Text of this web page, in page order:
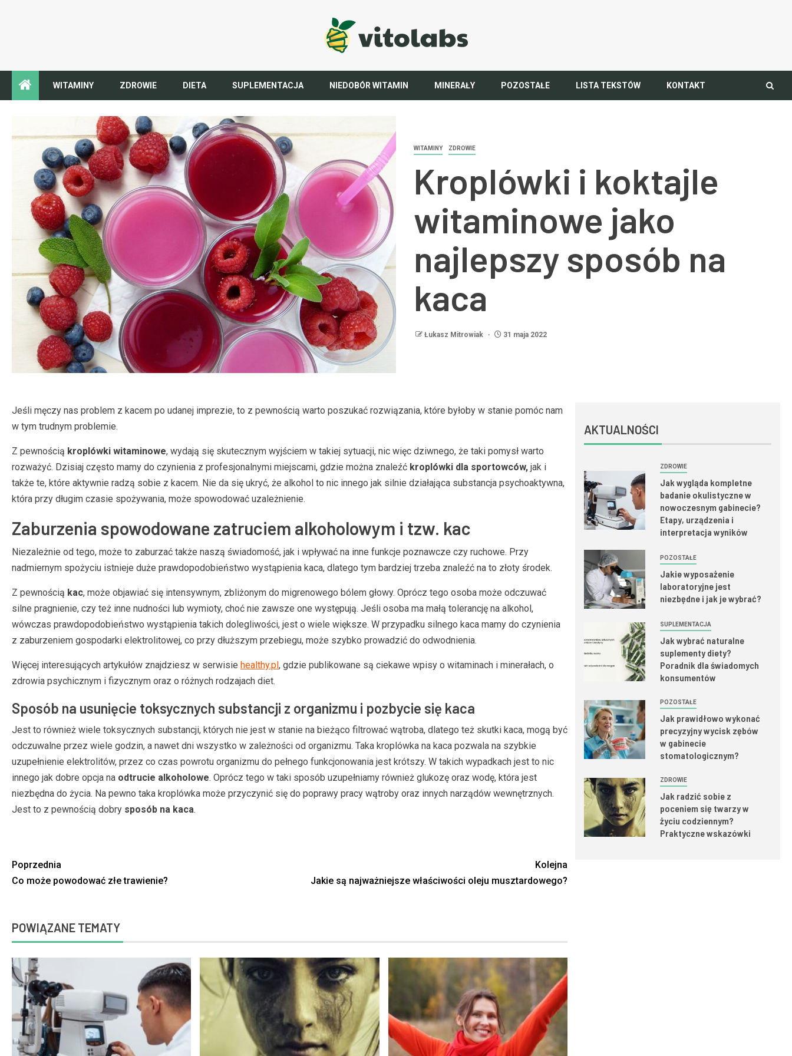
WITAMINY ZDROWIE DIETA SUPLEMENTACJA NIEDOBÓR WITAMIN MINERAŁY POZOSTAŁE LISTA TEKSTÓW KONTAKT
WITAMINY ZDROWIE
Kroplówki i koktajle
witaminowe jako
najlepszy sposób na
kaca
Łukasz Mitrowiak 31 maja 2022
Jeśli męczy nas problem z kacem po udanej imprezie, to z pewnością warto poszukać rozwiązania, które byłoby w stanie pomóc nam
w tym trudnym problemie.
Z pewnością kroplówki witaminowe, wydają się skutecznym wyjściem w takiej sytuacji, nic więc dziwnego, że taki pomysł warto
rozważyć. Dzisiaj często mamy do czynienia z profesjonalnymi miejscami, gdzie można znaleźć kroplówki dla sportowców, jak i
także te, które aktywnie radzą sobie z kacem. Nie da się ukryć, że alkohol to nic innego jak silnie działająca substancja psychoaktywna,
która przy długim czasie spożywania, może spowodować uzależnienie.
Zaburzenia spowodowane zatruciem alkoholowym i tzw. kac
Niezależnie od tego, może to zaburzać także naszą świadomość, jak i wpływać na inne funkcje poznawcze czy ruchowe. Przy
nadmiernym spożyciu istnieje duże prawdopodobieństwo wystąpienia kaca, dlatego tym bardziej trzeba znaleźć na to złoty środek.
Z pewnością kac, może objawiać się intensywnym, zbliżonym do migrenowego bólem głowy. Oprócz tego osoba może odczuwać
silne pragnienie, czy też inne nudności lub wymioty, choć nie zawsze one występują. Jeśli osoba ma małą tolerancję na alkohol,
wówczas prawdopodobieństwo wystąpienia takich dolegliwości, jest o wiele większe. W przypadku silnego kaca mamy do czynienia
z zaburzeniem gospodarki elektrolitowej, co przy dłuższym przebiegu, może szybko prowadzić do odwodnienia.
Więcej interesujących artykułów znajdziesz w serwisie healthy.pl, gdzie publikowane są ciekawe wpisy o witaminach i minerałach, o
zdrowia psychicznym i fizycznym oraz o różnych rodzajach diet.
Sposób na usunięcie toksycznych substancji z organizmu i pozbycie się kaca
Jest to również wiele toksycznych substancji, których nie jest w stanie na bieżąco filtrować wątroba, dlatego też skutki kaca, mogą być
odczuwalne przez wiele godzin, a nawet dni wszystko w zależności od organizmu. Taka kroplówka na kaca pozwala na szybkie
uzupełnienie elektrolitów, przez co czas powrotu organizmu do pełnego funkcjonowania jest krótszy. W takich wypadkach jest to nic
innego jak dobre opcja na odtrucie alkoholowe. Oprócz tego w taki sposób uzupełniamy również glukozę oraz wodę, która jest
niezbędna do życia. Na pewno taka kroplówka może przyczynić się do poprawy pracy wątroby oraz innych narządów wewnętrznych.
Jest to z pewnością dobry sposób na kaca.
Poprzednia
Co może powodować złe trawienie?
Kolejna
Jakie są najważniejsze właściwości oleju musztardowego?
POWIĄZANE TEMATY
AKTUALNOŚCI
ZDROWIE
Jak wygląda kompletne
badanie okulistyczne w
nowoczesnym gabinecie?
Etapy, urządzenia i
interpretacja wyników
POZOSTAŁE
Jakie wyposażenie
laboratoryjne jest
niezbędne i jak je wybrać?
SUPLEMENTACJA
Jak wybrać naturalne
suplementy diety?
Poradnik dla świadomych
konsumentów
POZOSTAŁE
Jak prawidłowo wykonać
precyzyjny wycisk zębów
w gabinecie
stomatologicznym?
ZDROWIE
Jak radzić sobie z
poceniem się twarzy w
życiu codziennym?
Praktyczne wskazówki